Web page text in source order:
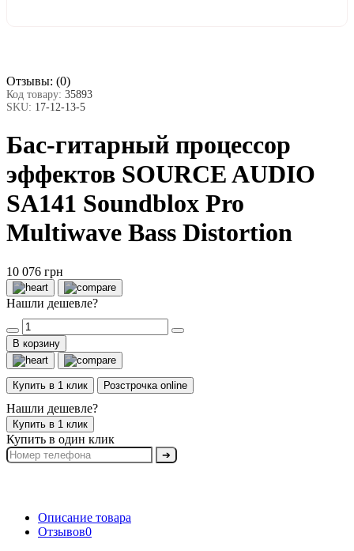
Отзывы: (0)
Код товару: 35893
SKU: 17-12-13-5
Бас-гитарный процессор
эффектов SOURCE AUDIO
SA141 Soundblox Pro
Multiwave Bass Distortion
10 076 грн
Нашли дешевле?
В корзину
Купить в 1 клик Розстрочка online
Нашли дешевле?
Купить в 1 клик
Купить в один клик
➔
Описание товара
Отзывов0